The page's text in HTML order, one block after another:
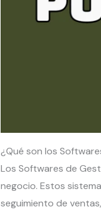
¿Qué son los
Los Softwares de
negocio. Estos
seguimiento de